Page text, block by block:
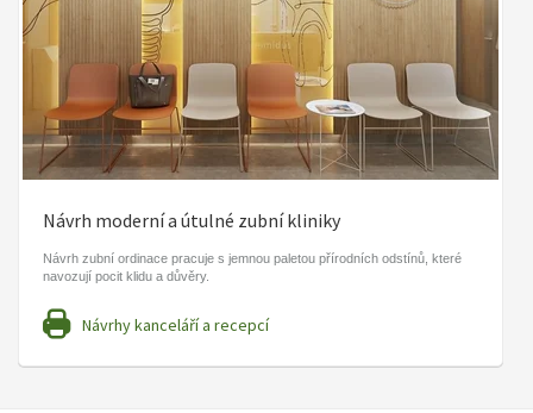
Návrh moderní a útulné zubní kliniky
Návrh zubní ordinace pracuje s jemnou paletou přírodních odstínů, které
navozují pocit klidu a důvěry.
Návrhy kanceláří a recepcí